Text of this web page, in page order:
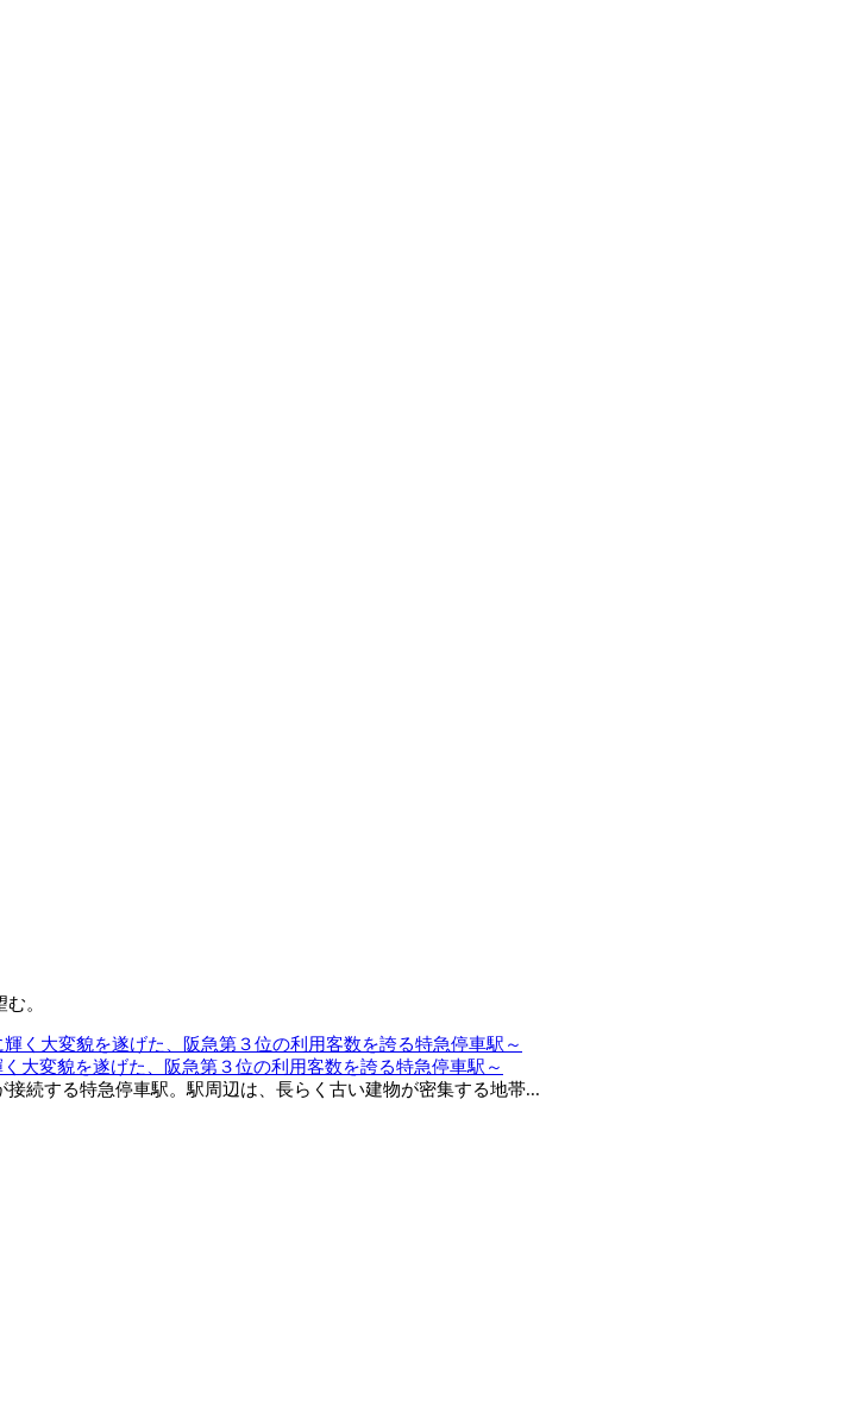
。
大変貌を遂げた、阪急第３位の利用客数を誇る特急停車駅～
続する特急停車駅。駅周辺は、長らく古い建物が密集する地帯...